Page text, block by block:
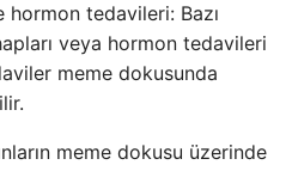
tedavileri: Bazı
veya hormon tedavileri
meme dokusunda
meme dokusu üzerinde